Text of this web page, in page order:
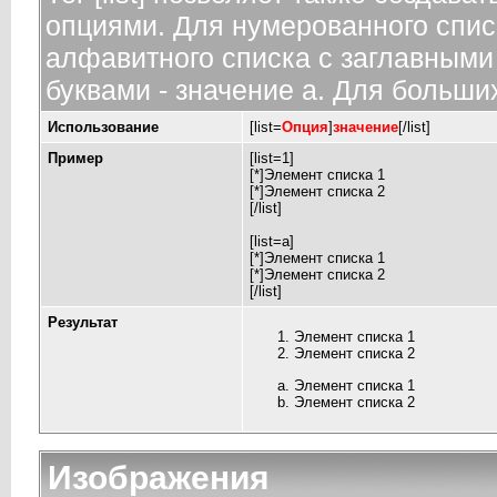
опциями. Для нумерованного
алфавитного списка с
буквами - значение а. Для
Использование [list=Опция]значение[/list]
Пример
[list=1]
[*]Элемент списка 1
[*]Элемент списка 2
[/list]
[list=a]
[*]Элемент списка 1
[*]Элемент списка 2
[/list]
Результат
Элемент списка 1
Элемент списка 2
Элемент списка 1
Элемент списка 2
Изображения